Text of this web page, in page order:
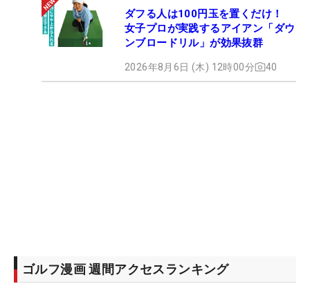
ダフる人は100円玉を置くだけ！
女子プロが実践するアイアン「ダウ
ンブロードリル」が効果抜群
2026年8月6日 (木) 12時00分 40
ゴルフ漫画 週間アクセスランキング